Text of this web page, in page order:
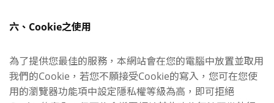
六、Cookie之使用
為了提供您最佳的服務，本網站會在您的電腦中放置並取用
我們的Cookie，若您不願接受Cookie的寫入，您可在您使
用的瀏覽器功能項中設定隱私權等級為高，即可拒絕